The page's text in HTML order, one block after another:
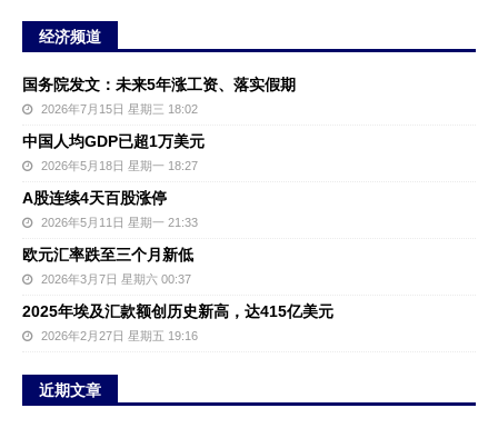
经济频道
国务院发文：未来5年涨工资、落实假期
2026年7月15日 星期三 18:02
中国人均GDP已超1万美元
2026年5月18日 星期一 18:27
A股连续4天百股涨停
2026年5月11日 星期一 21:33
欧元汇率跌至三个月新低
2026年3月7日 星期六 00:37
2025年埃及汇款额创历史新高，达415亿美元
2026年2月27日 星期五 19:16
近期文章